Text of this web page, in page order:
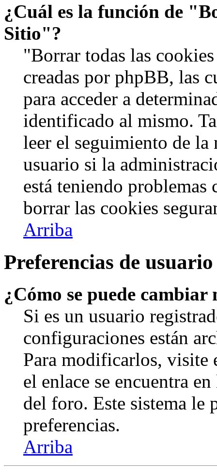
¿Cuál es la función de
Sitio"?
"Borrar todas las
creadas por phpBB, las
para acceder a
identificado al mismo.
leer el seguimiento de
usuario si la
está teniendo
borrar las cookies
Arriba
Preferencias de
¿Cómo se puede
Si es un usuario
configuraciones están
Para modificarlos, visite
el enlace se encuentra
del foro. Este sistema le
preferencias.
Arriba